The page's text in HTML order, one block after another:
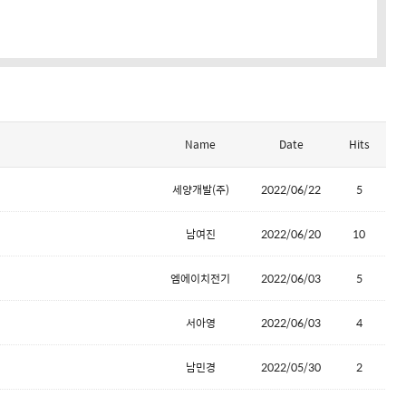
Name Date Hits
세양개발(주) 2022/06/22 5
남여진 2022/06/20 10
엠에이치전기 2022/06/03 5
서아영 2022/06/03 4
남민경 2022/05/30 2